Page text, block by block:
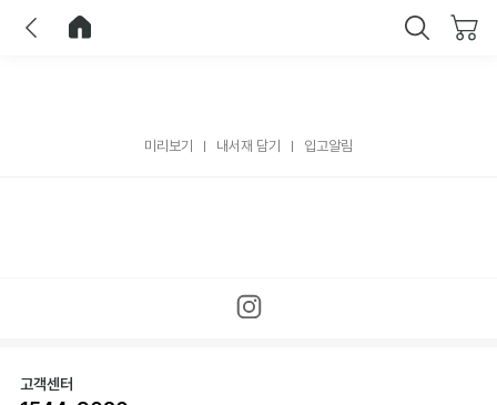
미리보기 내서재 담기 입고알림
고객센터